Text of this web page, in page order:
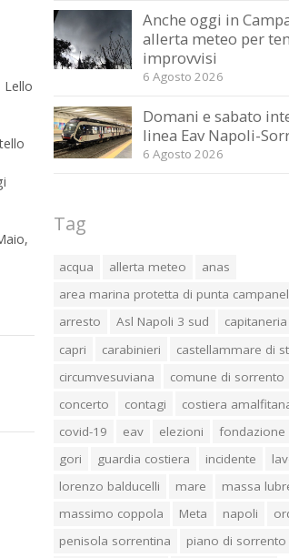
Lello
Anche oggi in
allerta meteo per
improvvisi
6 Agosto 2026
Domani e sabato
linea Eav Napoli-
6 Agosto 2026
Tag
acqua allerta meteo
anas
area marina protetta di punta
arresto
Asl Napoli 3 sud
capri
carabinieri
castellammare di
circumvesuviana
comune di sorrento
concerto
contagi
costiera
covid-19
eav elezioni
fondazione
gori
guardia costiera incidente
lorenzo balducelli
mare
massa
massimo coppola
Meta napoli
penisola sorrentina
piano di sorrento